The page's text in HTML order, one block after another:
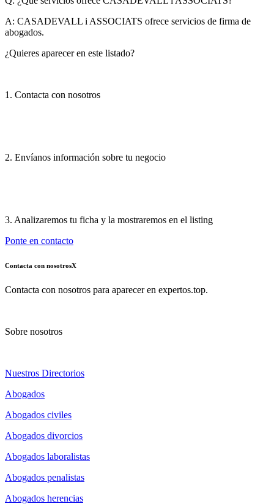
A: CASADEVALL i ASSOCIATS ofrece servicios de firma de
abogados.
¿Quieres aparecer en este listado?
1. Contacta con nosotros
2. Envíanos información sobre tu negocio
3. Analizaremos tu ficha y la mostraremos en el listing
Ponte en contacto
Contacta con nosotrosX
Contacta con nosotros para aparecer en expertos.top.
Sobre nosotros
Nuestros Directorios
Abogados
Abogados civiles
Abogados divorcios
Abogados laboralistas
Abogados penalistas
Abogados herencias